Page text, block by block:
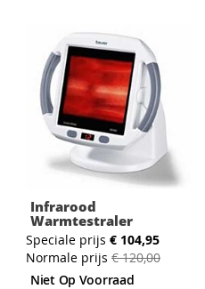
Infrarood
Warmtestraler
Speciale prijs € 104,95
Normale prijs € 120,00
Niet Op Voorraad